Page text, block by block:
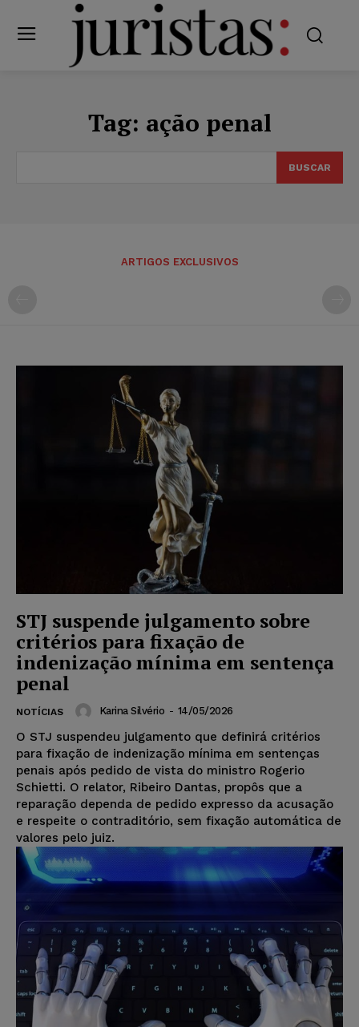
Tag: ação penal
BUSCAR
ARTIGOS EXCLUSIVOS
STJ suspende julgamento sobre
critérios para fixação de
indenização mínima em sentença
penal
NOTÍCIAS Karina Silvério - 14/05/2026
O STJ suspendeu julgamento que definirá critérios
para fixação de indenização mínima em sentenças
penais após pedido de vista do ministro Rogerio
Schietti. O relator, Ribeiro Dantas, propôs que a
reparação dependa de pedido expresso da acusação
e respeite o contraditório, sem fixação automática de
valores pelo juiz.